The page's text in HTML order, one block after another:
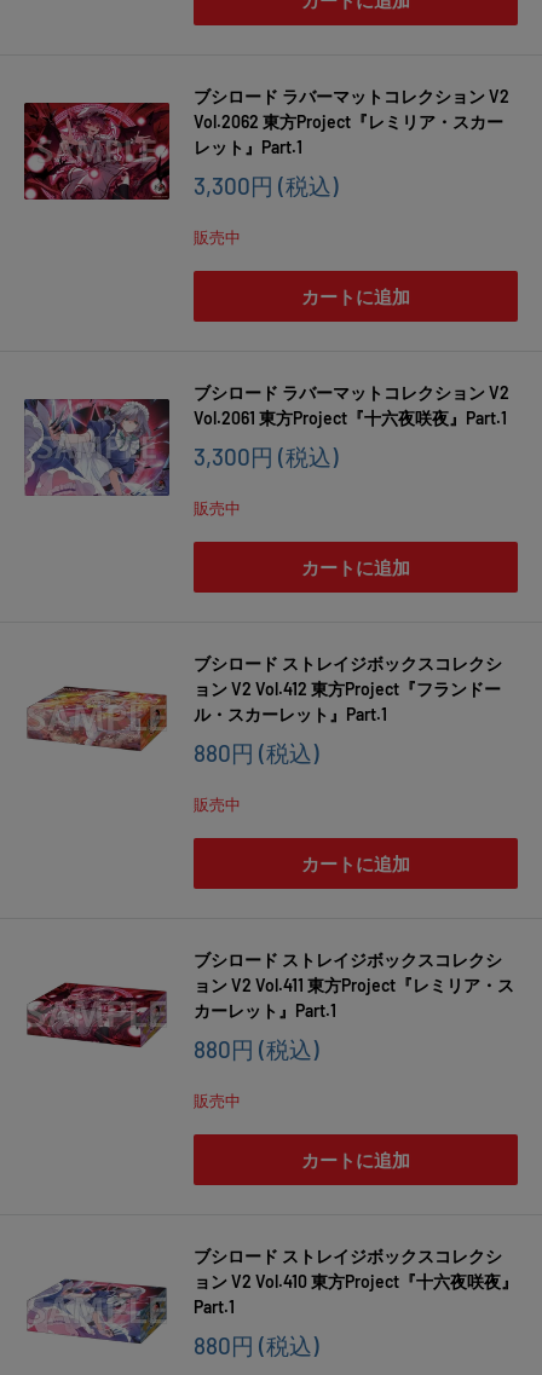
ブシロード ラバーマットコレクション V2
Vol.2062 東方Project『レミリア・スカー
レット』Part.1
販
価
格
3,300円 (税込)
販売中
カートに追加
ブシロード ラバーマットコレクション V2
Vol.2061 東方Project『十六夜咲夜』Part.1
販
価
格
3,300円 (税込)
販売中
カートに追加
ブシロード ストレイジボックスコレクシ
ョン V2 Vol.412 東方Project『フランドー
ル・スカーレット』Part.1
販
価
格
880円 (税込)
販売中
カートに追加
ブシロード ストレイジボックスコレクシ
ョン V2 Vol.411 東方Project『レミリア・ス
カーレット』Part.1
販
価
格
880円 (税込)
販売中
カートに追加
ブシロード ストレイジボックスコレクシ
ョン V2 Vol.410 東方Project『十六夜咲夜』
Part.1
販
880円 (税込)